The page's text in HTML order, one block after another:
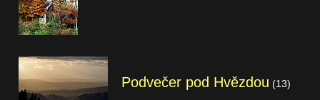
Podvečer pod Hvězdou (13)